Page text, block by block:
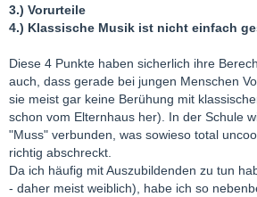
3.) Vorurteile
4.) Klassische Musik ist nicht einfach
Diese 4 Punkte haben sicherlich ihre
auch, dass gerade bei jungen Menschen
sie meist gar keine Berühung mit
schon vom Elternhaus her). In der Schule
"Muss" verbunden, was sowieso total
richtig abschreckt.
Da ich häufig mit Auszubildenden zu tun
- daher meist weiblich), habe ich so